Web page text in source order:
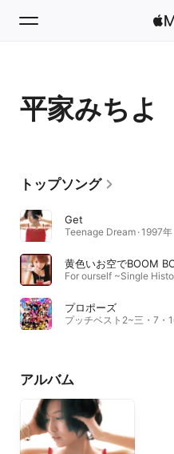
ホーム
ラジオ
平家みちよ
トップソング
Get
Teenage Dream · 1997年
プロポーズ
アルバム